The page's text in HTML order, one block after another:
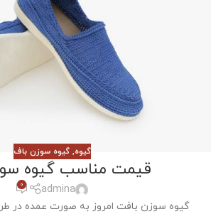
گیوه,گیوه سوزن باف
قیمت مناسب گیوه
admina
0
گیوه سوزن بافت امروز به صورت عمده در